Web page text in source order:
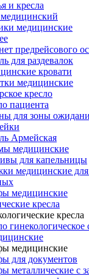
и кресла
медицинские
предрейсового
для раздевалок
кровати
медицинские
кресло
пациента
для зоны
Армейская
медицинские
для капельницы
медицинские для
медицинские
кресла
кресла
медицинские
для документов
металлические с